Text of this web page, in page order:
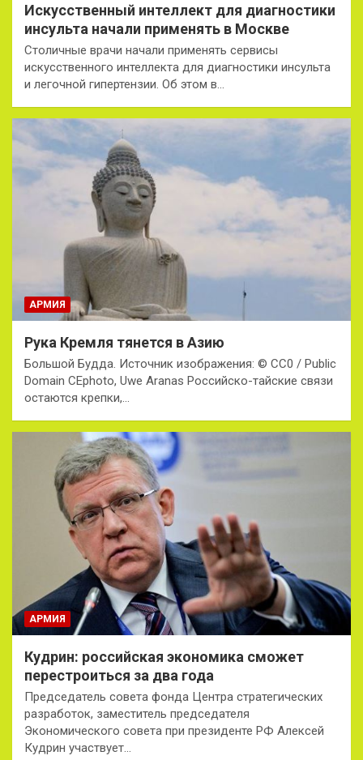
Искусственный интеллект для диагностики
инсульта начали применять в Москве
Столичные врачи начали применять сервисы
искусственного интеллекта для диагностики инсульта
и легочной гипертензии. Об этом в…
АРМИЯ
Рука Кремля тянется в Азию
Большой Будда. Источник изображения: © CC0 / Public
Domain CEphoto, Uwe Aranas Российско-тайские связи
остаются крепки,…
АРМИЯ
Кудрин: российская экономика сможет
перестроиться за два года
Председатель совета фонда Центра стратегических
разработок, заместитель председателя
Экономического совета при президенте РФ Алексей
Кудрин участвует…